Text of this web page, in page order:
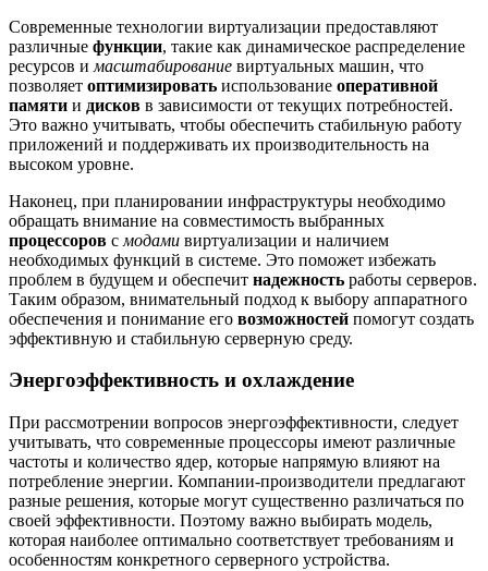
Современные технологии виртуализации предоставляют
различные функции, такие как динамическое распределение
ресурсов и масштабирование виртуальных машин, что
позволяет оптимизировать использование оперативной
памяти и дисков в зависимости от текущих потребностей.
Это важно учитывать, чтобы обеспечить стабильную работу
приложений и поддерживать их производительность на
высоком уровне.
Наконец, при планировании инфраструктуры необходимо
обращать внимание на совместимость выбранных
процессоров с модами виртуализации и наличием
необходимых функций в системе. Это поможет избежать
проблем в будущем и обеспечит надежность работы серверов.
Таким образом, внимательный подход к выбору аппаратного
обеспечения и понимание его возможностей помогут создать
эффективную и стабильную серверную среду.
Энергоэффективность и охлаждение
При рассмотрении вопросов энергоэффективности, следует
учитывать, что современные процессоры имеют различные
частоты и количество ядер, которые напрямую влияют на
потребление энергии. Компании-производители предлагают
разные решения, которые могут существенно различаться по
своей эффективности. Поэтому важно выбирать модель,
которая наиболее оптимально соответствует требованиям и
особенностям конкретного серверного устройства.